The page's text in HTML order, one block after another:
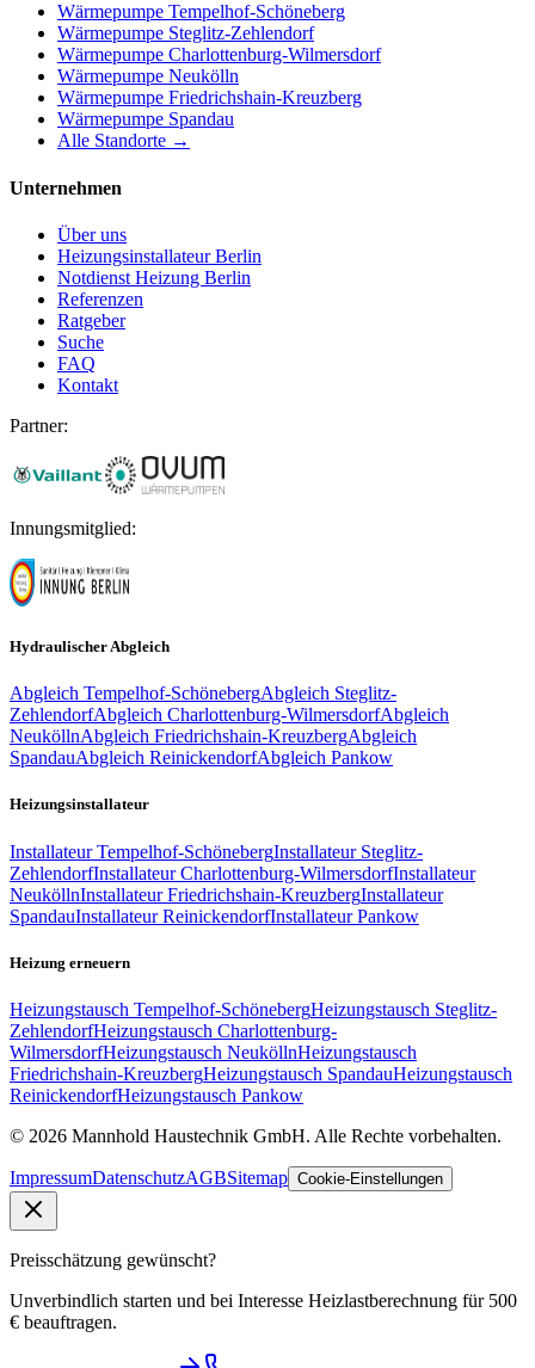
Wärmepumpe Tempelhof-Schöneberg
Wärmepumpe Steglitz-Zehlendorf
Wärmepumpe Charlottenburg-Wilmersdorf
Wärmepumpe Neukölln
Wärmepumpe Friedrichshain-Kreuzberg
Wärmepumpe Spandau
Alle Standorte →
Unternehmen
Über uns
Heizungsinstallateur Berlin
Notdienst Heizung Berlin
Referenzen
Ratgeber
Suche
FAQ
Kontakt
Partner:
Innungsmitglied:
Hydraulischer Abgleich
Abgleich Tempelhof-SchönebergAbgleich Steglitz-
ZehlendorfAbgleich Charlottenburg-WilmersdorfAbgleich
NeuköllnAbgleich Friedrichshain-KreuzbergAbgleich
SpandauAbgleich ReinickendorfAbgleich Pankow
Heizungsinstallateur
Installateur Tempelhof-SchönebergInstallateur Steglitz-
ZehlendorfInstallateur Charlottenburg-WilmersdorfInstallateur
NeuköllnInstallateur Friedrichshain-KreuzbergInstallateur
SpandauInstallateur ReinickendorfInstallateur Pankow
Heizung erneuern
Heizungstausch Tempelhof-SchönebergHeizungstausch Steglitz-
ZehlendorfHeizungstausch Charlottenburg-
WilmersdorfHeizungstausch NeuköllnHeizungstausch
Friedrichshain-KreuzbergHeizungstausch SpandauHeizungstausch
ReinickendorfHeizungstausch Pankow
© 2026 Mannhold Haustechnik GmbH. Alle Rechte vorbehalten.
ImpressumDatenschutzAGBSitemap Cookie-Einstellungen
Preisschätzung gewünscht?
Unverbindlich starten und bei Interesse Heizlastberechnung für 500
€ beauftragen.